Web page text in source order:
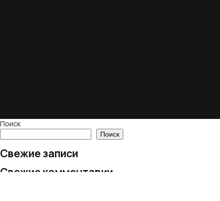
Поиск
Поиск
Свежие записи
Свежие комментарии